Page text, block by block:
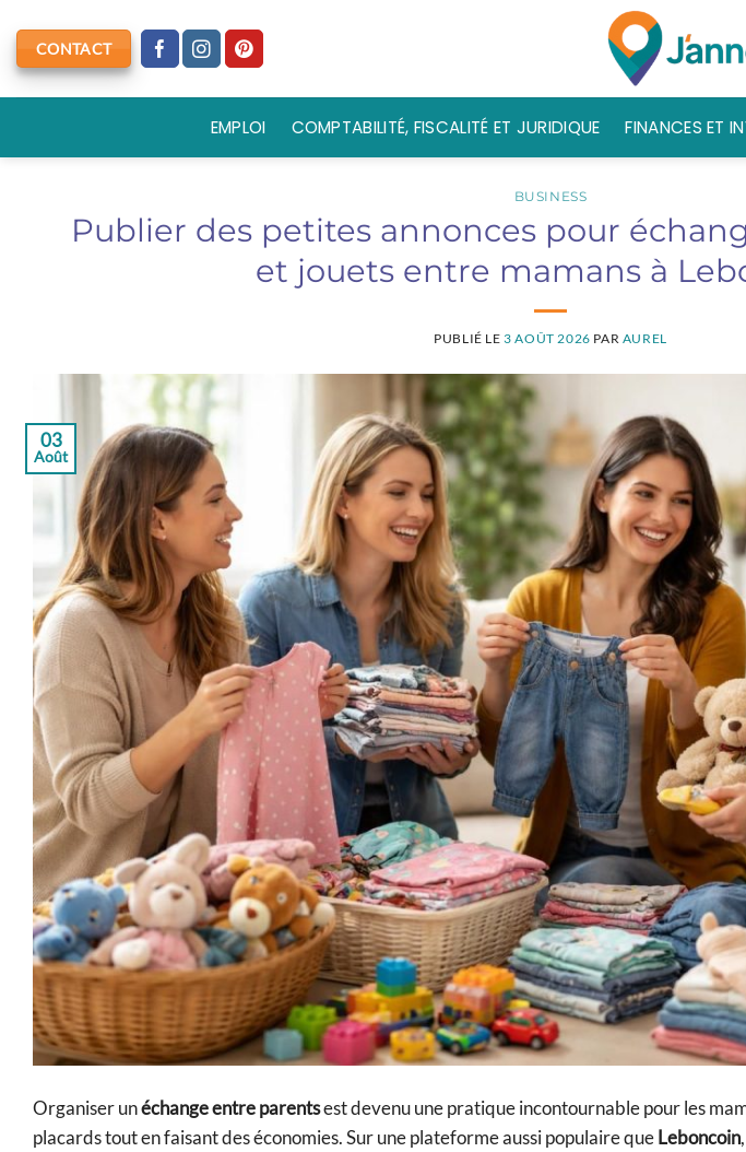
au
contenu
CONTACT
EMPLOI COMPTABILITÉ, FISCALITÉ ET JURIDIQUE FINANCES ET
BUSINESS
Publier des petites annonces pour
et jouets entre mamans à
PUBLIÉ LE 3 AOÛT 2026 PAR AUREL
03
Août
Organiser unéchange entre parentsest devenu une pratique incontournable pour les
placards tout en faisant des économies. Sur une plateforme aussi populaire queLeboncoin